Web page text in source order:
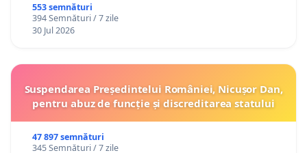
553 semnături
394 Semnături / 7 zile
30 Jul 2026
Suspendarea Președintelui României, Nicușor Dan,
pentru abuz de funcție și discreditarea statului
47 897 semnături
345 Semnături / 7 zile